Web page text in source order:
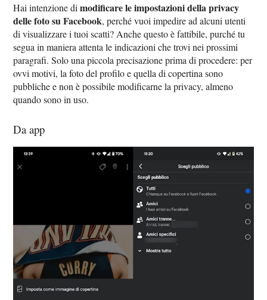
Hai intenzione dimodificare le impostazioni della privacy
delle foto su Facebook, perché vuoi impedire ad alcuni utenti
di visualizzare i tuoi scatti? Anche questo è fattibile, purché tu
segua in maniera attenta le indicazioni che trovi nei prossimi
paragrafi. Solo una piccola precisazione prima di procedere: per
ovvi motivi, la foto del profilo e quella di copertina sono
pubbliche e non è possibile modificarne la privacy, almeno
quando sono in uso.
Da app